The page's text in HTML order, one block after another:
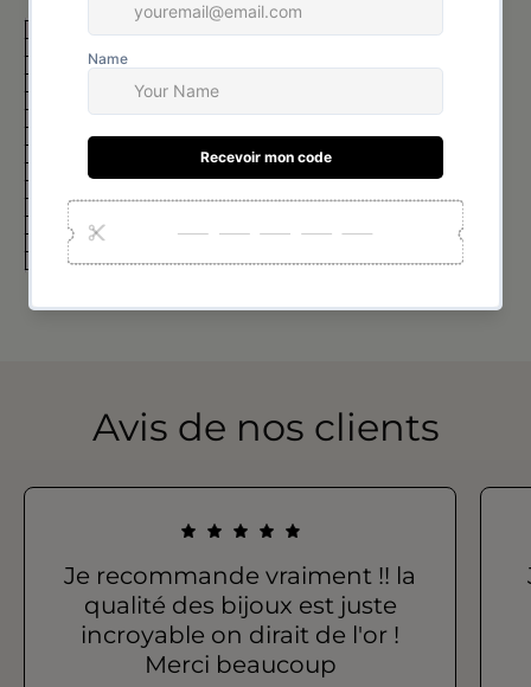
Avis de nos clients
Je recommande vraiment !! la
qualité des bijoux est juste
incroyable on dirait de l'or !
Merci beaucoup